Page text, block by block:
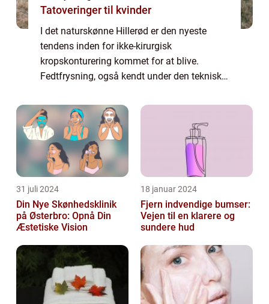
Tatoveringer til kvinder
I det naturskønne Hillerød er den nyeste
tendens inden for ikke-kirurgisk
kropskonturering kommet for at blive.
Fedtfrysning, også kendt under den tekniske
for dem, der øns...
31 juli 2024
Din Nye Skønhedsklinik
på Østerbro: Opnå Din
Æstetiske Vision
18 januar 2024
Fjern indvendige bumser:
Vejen til en klarere og
sundere hud